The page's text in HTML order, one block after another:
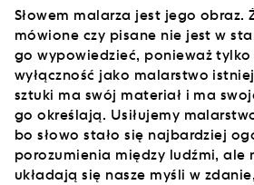
Słowem malarza jest jego obraz.
mówione czy pisane nie jest w
go wypowiedzieć, ponieważ
wyłączność jako malarstwo
sztuki ma swój materiał i ma
go określają. Usiłujemy
bo słowo stało się najbardziej
porozumienia między ludźmi, ale
układają się nasze myśli w